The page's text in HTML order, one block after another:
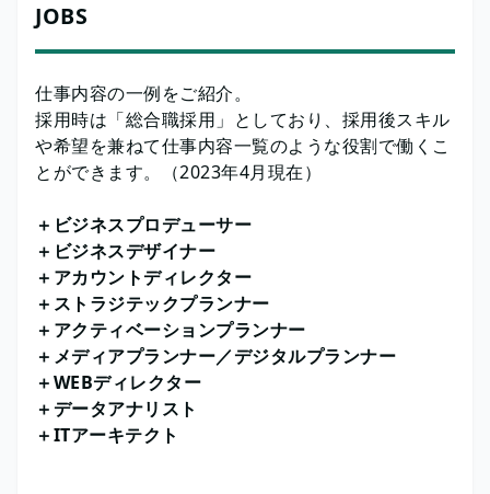
JOBS
仕事内容の一例をご紹介。
採用時は「総合職採用」としており、採用後スキル
や希望を兼ねて仕事内容一覧のような役割で働くこ
とができます。（2023年4月現在）
＋ビジネスプロデューサー
＋ビジネスデザイナー
＋アカウントディレクター
＋ストラジテックプランナー
＋アクティベーションプランナー
＋メディアプランナー／デジタルプランナー
＋WEBディレクター
＋データアナリスト
＋ITアーキテクト